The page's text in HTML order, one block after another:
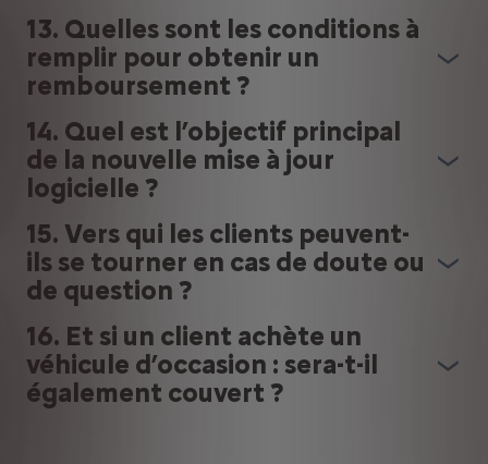
13. Quelles sont les conditions à
remplir pour obtenir un
remboursement ?
14. Quel est l’objectif principal
de la nouvelle mise à jour
logicielle ?
15. Vers qui les clients peuvent-
ils se tourner en cas de doute ou
de question ?
16. Et si un client achète un
véhicule d’occasion : sera-t-il
également couvert ?